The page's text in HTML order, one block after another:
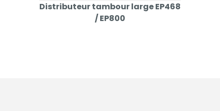
Distributeur tambour large EP468
/ EP800